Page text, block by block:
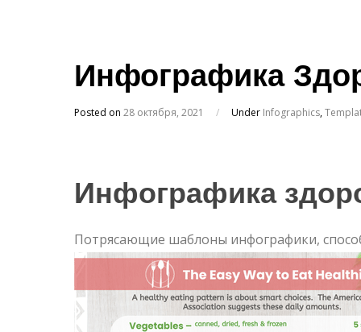
Инфографика
Posted on 28 октября, 2021 / Under Infographics,
Инфографика
Потрясающие шаблоны инфографики,